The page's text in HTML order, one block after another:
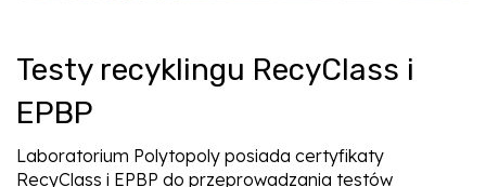
Testy recyklingu RecyClass i
EPBP
Laboratorium Polytopoly posiada certyfikaty
RecyClass i EPBP do przeprowadzania testów